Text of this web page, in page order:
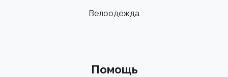
Велоодежда
Помощь